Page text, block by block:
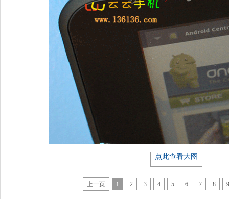
点此查看大图
上一页 1 2 3 4 5 6 7 8 9